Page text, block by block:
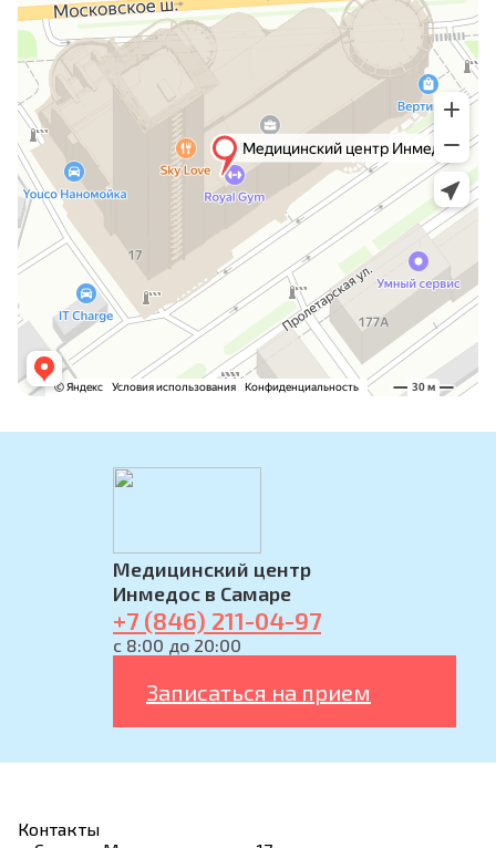
Медицинский центр
Инмедос в Самаре
+7 (846) 211-04-97
с 8:00 до 20:00
Записаться на прием
Контакты